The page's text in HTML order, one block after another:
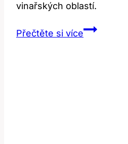
vinařských oblastí.
Přečtěte si víceVinery: